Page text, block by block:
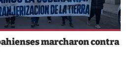
marcharon contra